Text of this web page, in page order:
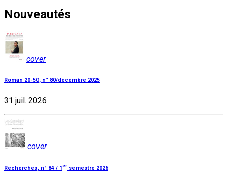
Nouveautés
cover
Roman 20-50, n° 80/décembre 2025
31 juil. 2026
cover
Recherches, n° 84 / 1 er semestre 2026